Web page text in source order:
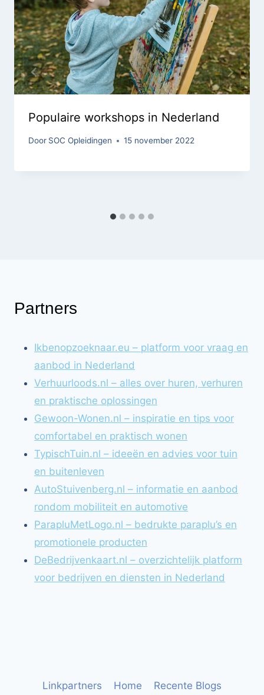
Populaire workshops in Nederland
Door SOC Opleidingen 15 november 2022
Partners
Ikbenopzoeknaar.eu – platform voor vraag en
aanbod in Nederland
Verhuurloods.nl – alles over huren, verhuren
en praktische oplossingen
Gewoon-Wonen.nl – inspiratie en tips voor
comfortabel en praktisch wonen
TypischTuin.nl – ideeën en advies voor tuin
en buitenleven
AutoStuivenberg.nl – informatie en aanbod
rondom mobiliteit en automotive
ParapluMetLogo.nl – bedrukte paraplu’s en
promotionele producten
DeBedrijvenkaart.nl – overzichtelijk platform
voor bedrijven en diensten in Nederland
Linkpartners Home Recente Blogs